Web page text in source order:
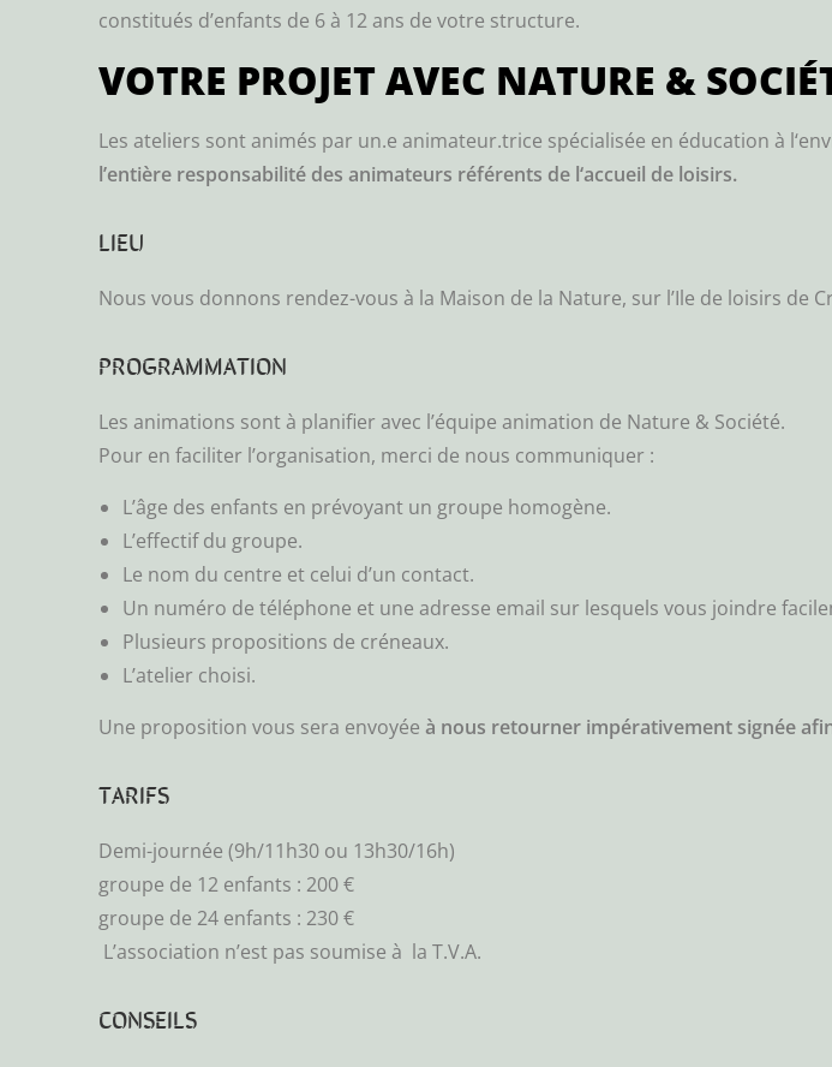
constitués d’enfants de 6 à 12 ans de votre structure.
VOTRE PROJET AVEC NATURE &
Les ateliers sont animés par un.e animateur.trice spécialisée en éducation à
l’entière responsabilité des animateurs référents de l‘accueil de loisirs.
LIEU
Nous vous donnons rendez-vous à la Maison de la Nature, sur l’Ile de loisirs de
PROGRAMMATION
Les animations sont à planifier avec l’équipe animation de Nature & Société.
Pour en faciliter l’organisation, merci de nous communiquer :
L’âge des enfants en prévoyant un groupe homogène.
L’effectif du groupe.
Le nom du centre et celui d’un contact.
Un numéro de téléphone et une adresse email sur lesquels vous joindre
Plusieurs propositions de créneaux.
L’atelier choisi.
Une proposition vous sera envoyée à nous retourner impérativement signée
TARIFS
Demi-journée (9h/11h30 ou 13h30/16h)
groupe de 12 enfants : 200 €
groupe de 24 enfants : 230 €
L’association n’est pas soumise à la T.V.A.
CONSEILS